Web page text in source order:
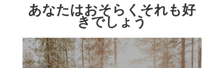
あなたはおそらくそれも好
きでしょう